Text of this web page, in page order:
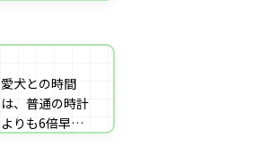
材・出演・執筆
愛犬との時間
は、普通の時計
よりも6倍早く